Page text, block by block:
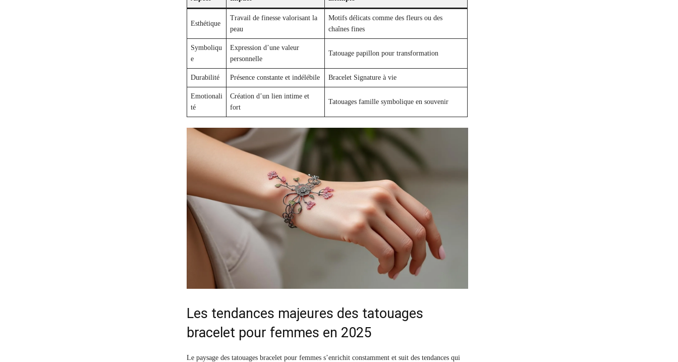
Esthétique
Travail de finesse valorisant la
peau
Motifs délicats comme des fleurs ou des
chaînes fines
Symboliqu
e
Expression d’une valeur
personnelle
Tatouage papillon pour transformation
Durabilité Présence constante et indélébile Bracelet Signature à vie
Emotionali
té
Création d’un lien intime et
fort
Tatouages famille symbolique en souvenir
Les tendances majeures des tatouages
bracelet pour femmes en 2025
Le paysage des tatouages bracelet pour femmes s’enrichit constamment et suit des tendances qui